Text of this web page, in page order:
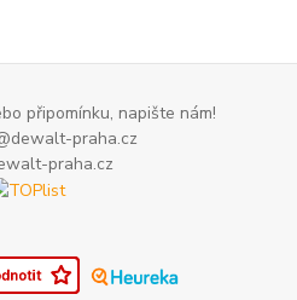
připomínku, napište nám!
praha.cz
praha.cz